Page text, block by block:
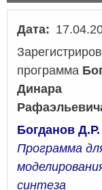
Дата
программа
Динара
Богданов Д.Р.
Программа
синтеза